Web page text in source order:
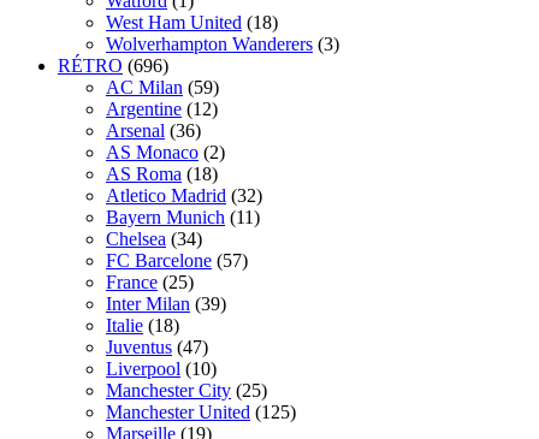
West Ham United (18)
Wolverhampton Wanderers (3)
RÉTRO (696)
AC Milan (59)
Argentine (12)
Arsenal (36)
AS Monaco (2)
AS Roma (18)
Atletico Madrid (32)
Bayern Munich (11)
Chelsea (34)
FC Barcelone (57)
France (25)
Inter Milan (39)
Italie (18)
Juventus (47)
Liverpool (10)
Manchester City (25)
Manchester United (125)
Marseille (19)